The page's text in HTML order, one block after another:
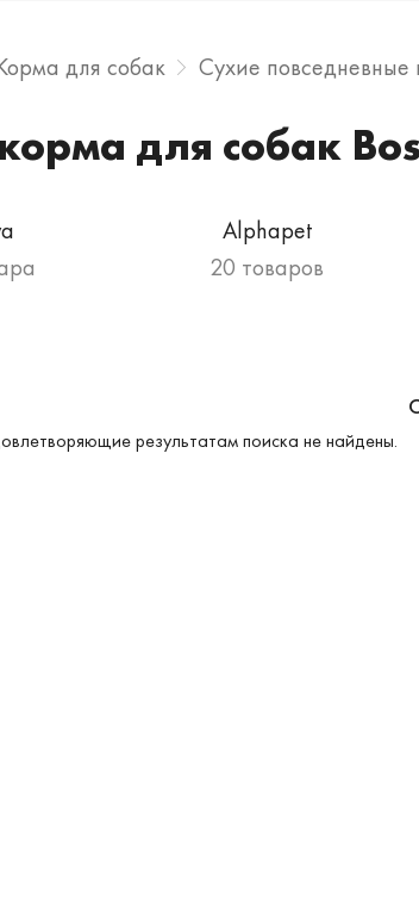
для собак Сухие
для собак
Alphapet
20 товаров
результатам поиска не найдены.